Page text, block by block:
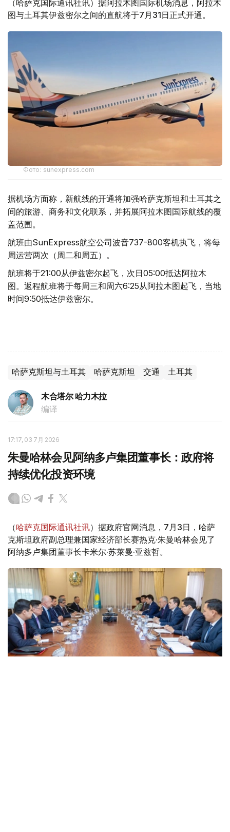
（哈萨克国际通讯社讯）据阿拉木图国际机场消息，阿拉木
图与土耳其伊兹密尔之间的直航将于7月31日正式开通。
Фото: sunexpress.com
据机场方面称，新航线的开通将加强哈萨克斯坦和土耳其之
间的旅游、商务和文化联系，并拓展阿拉木图国际航线的覆
盖范围。
航班由SunExpress航空公司波音737-800客机执飞，将每
周运营两次（周二和周五）。
航班将于21:00从伊兹密尔起飞，次日05:00抵达阿拉木
图。返程航班将于每周三和周六6:25从阿拉木图起飞，当地
时间9:50抵达伊兹密尔。
哈萨克斯坦与土耳其 哈萨克斯坦 交通 土耳其
木合塔尔 哈力木拉
编译
17:17, 03 7月 2026
朱曼哈林会见阿纳多卢集团董事长：政府将
持续优化投资环境
（哈萨克国际通讯社讯）据政府官网消息，7月3日，哈萨
克斯坦政府副总理兼国家经济部长赛热克·朱曼哈林会见了
阿纳多卢集团董事长卡米尔·苏莱曼·亚兹哲。